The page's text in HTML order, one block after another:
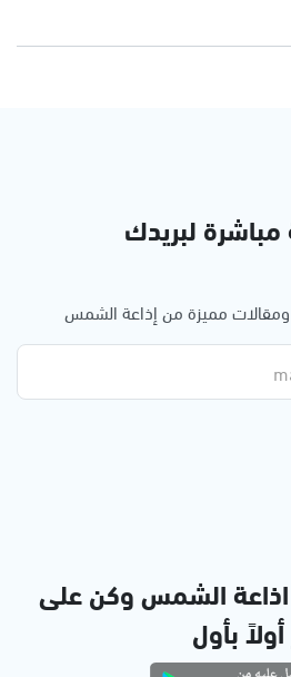
مباشرة لبريدك
ومقالات مميزة من إذاعة الشمس
الشمس وكن على
بأول